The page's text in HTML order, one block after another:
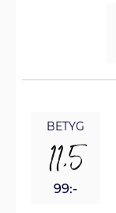
BETYG
11,5
99:-